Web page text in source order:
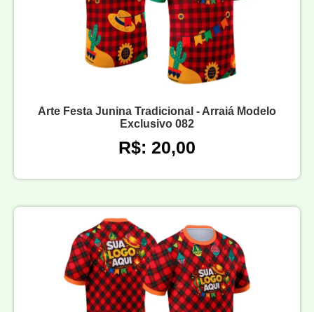
Arte Festa Junina Tradicional - Arraiá Modelo
Exclusivo 082
R$: 20,00